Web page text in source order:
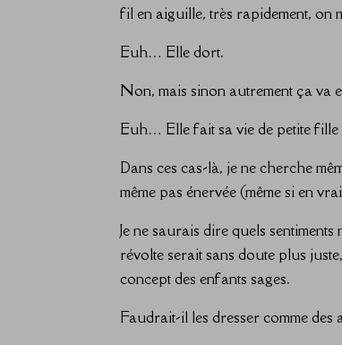
fil en aiguille, très rapidement, on
Euh… Elle dort.
Non, mais sinon autrement ça va
Euh… Elle fait sa vie de petite fille
Dans ces cas-là, je ne cherche
même pas énervée (même si en
Je ne saurais dire quels
révolte serait sans doute plus
concept des enfants sages.
Faudrait-il les dresser comme des